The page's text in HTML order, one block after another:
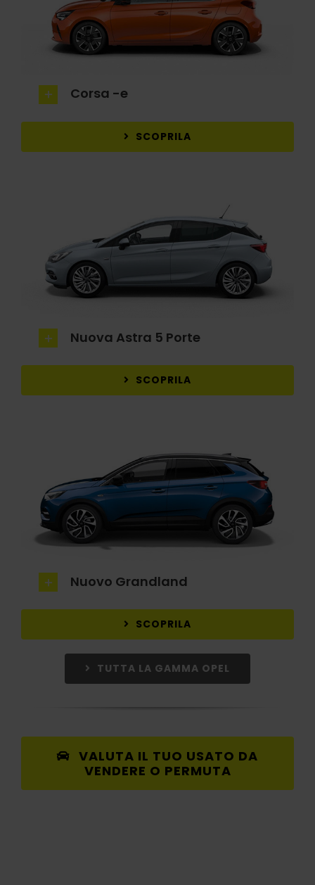
Corsa -e
SCOPRILA
Nuova Astra 5 Porte
SCOPRILA
Nuovo Grandland
SCOPRILA
TUTTA LA GAMMA OPEL
VALUTA IL TUO USATO DA
VENDERE O PERMUTA